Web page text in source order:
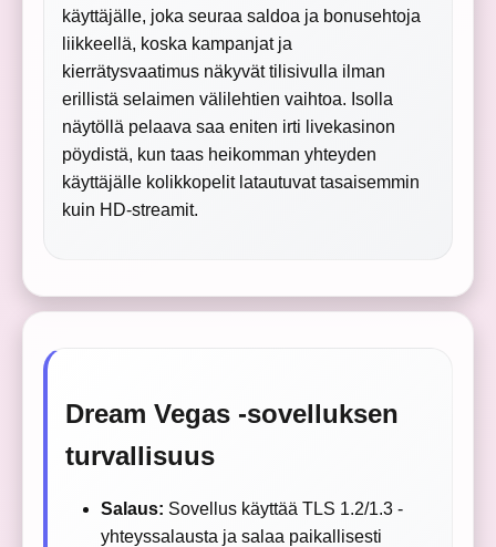
käyttäjälle, joka seuraa saldoa ja bonusehtoja
liikkeellä, koska kampanjat ja
kierrätysvaatimus näkyvät tilisivulla ilman
erillistä selaimen välilehtien vaihtoa. Isolla
näytöllä pelaava saa eniten irti livekasinon
pöydistä, kun taas heikomman yhteyden
käyttäjälle kolikkopelit latautuvat tasaisemmin
kuin HD-streamit.
Dream Vegas -sovelluksen
turvallisuus
Salaus: Sovellus käyttää TLS 1.2/1.3 -
yhteyssalausta ja salaa paikallisesti